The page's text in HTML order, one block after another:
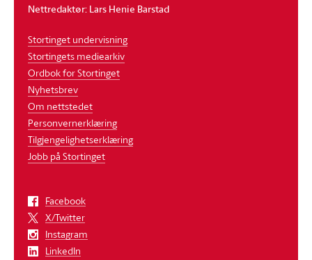
Nettredaktør: Lars Henie Barstad
Stortinget undervisning
Stortingets mediearkiv
Ordbok for Stortinget
Nyhetsbrev
Om nettstedet
Personvernerklæring
Tilgjengelighetserklæring
Jobb på Stortinget
Facebook
X/Twitter
Instagram
LinkedIn